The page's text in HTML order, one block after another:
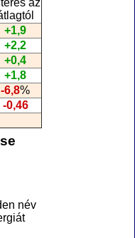
+1,9
+2,2
+0,4
+1,8
-6,8%
-0,46
név